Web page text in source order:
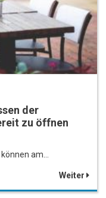
der
zu öffnen
können am…
Weiter